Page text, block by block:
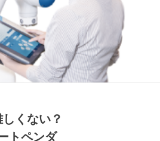
くない？
トペンダ